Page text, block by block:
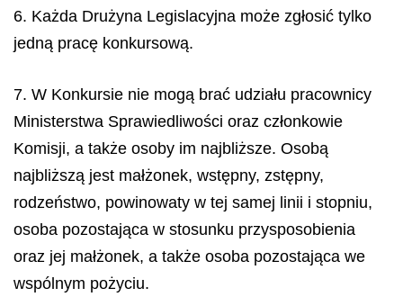
6. Każda Drużyna Legislacyjna może zgłosić tylko
jedną pracę konkursową.
7. W Konkursie nie mogą brać udziału pracownicy
Ministerstwa Sprawiedliwości oraz członkowie
Komisji, a także osoby im najbliższe. Osobą
najbliższą jest małżonek, wstępny, zstępny,
rodzeństwo, powinowaty w tej samej linii i stopniu,
osoba pozostająca w stosunku przysposobienia
oraz jej małżonek, a także osoba pozostająca we
wspólnym pożyciu.